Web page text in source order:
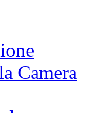
Camera